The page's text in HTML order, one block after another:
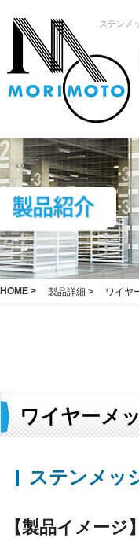
ステンメ
HOME > 製品詳細 > ワイヤ
ワイヤーメ
ステンメッ
【製品イメージ】